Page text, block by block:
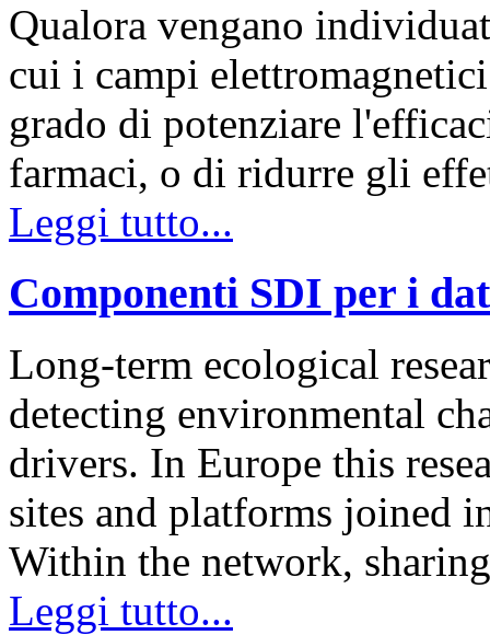
Qualora vengano
cui i campi
grado di potenziare
farmaci, o di ridurre gli
Leggi tutto...
Componenti SDI per i
Long-term ecological
detecting environmental
drivers. In Europe this
sites and platforms joined
Within the network,
Leggi tutto...